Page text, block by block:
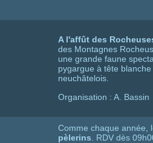
A l'affût des
des Montagnes
une grande faune
pygargue à tête
neuchâtelois.
Organisation : A. Bassin
Comme chaque année,
pèlerins . RDV dès